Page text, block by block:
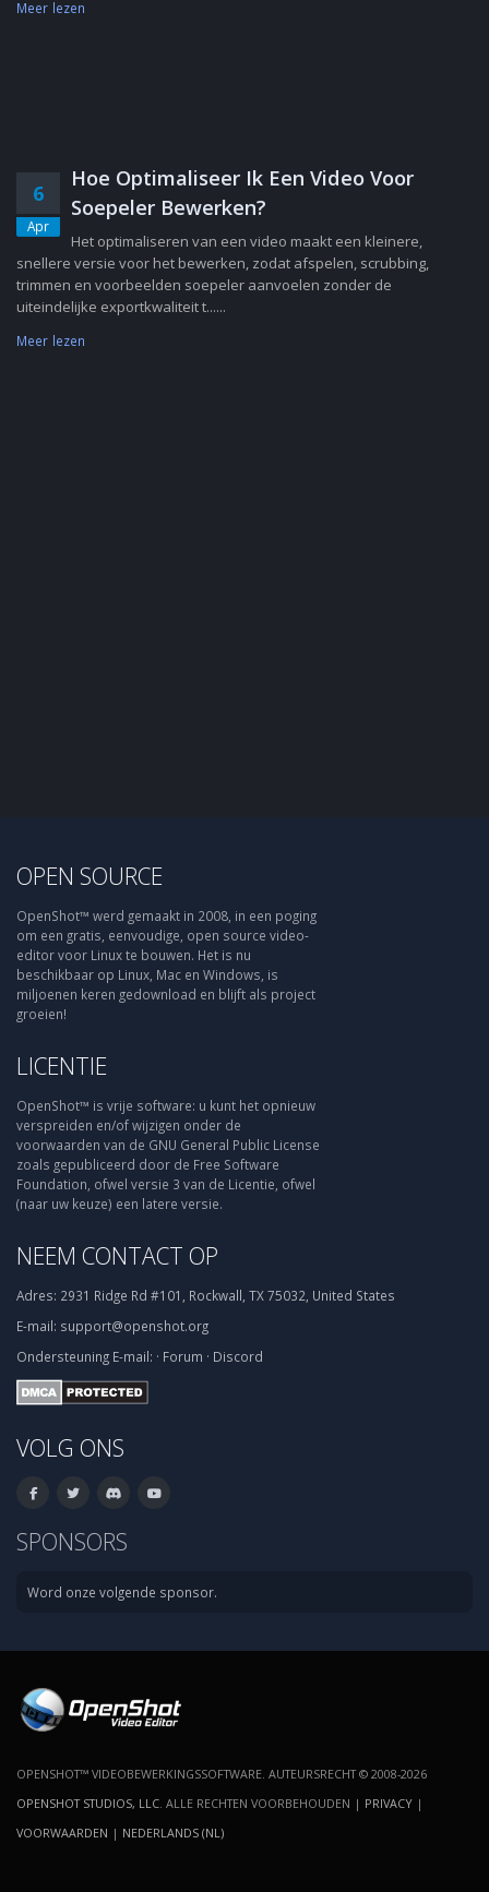
Meer lezen
6
Apr
Hoe Optimaliseer Ik Een Video Voor
Soepeler Bewerken?
Het optimaliseren van een video maakt een kleinere,
snellere versie voor het bewerken, zodat afspelen, scrubbing,
trimmen en voorbeelden soepeler aanvoelen zonder de
uiteindelijke exportkwaliteit t......
Meer lezen
OPEN SOURCE
OpenShot™ werd gemaakt in 2008, in een poging
om een gratis, eenvoudige, open source video-
editor voor Linux te bouwen. Het is nu
beschikbaar op Linux, Mac en Windows, is
miljoenen keren gedownload en blijft als project
groeien!
LICENTIE
OpenShot™ is vrije software: u kunt het opnieuw
verspreiden en/of wijzigen onder de
voorwaarden van de GNU General Public License
zoals gepubliceerd door de Free Software
Foundation, ofwel versie 3 van de Licentie, ofwel
(naar uw keuze) een latere versie.
NEEM CONTACT OP
Adres: 2931 Ridge Rd #101, Rockwall, TX 75032, United States
E-mail: support@openshot.org
Ondersteuning E-mail: · Forum · Discord
VOLG ONS
SPONSORS
Word onze volgende sponsor.
OPENSHOT™ VIDEOBEWERKINGSSOFTWARE. AUTEURSRECHT © 2008-2026
OPENSHOT STUDIOS, LLC . ALLE RECHTEN VOORBEHOUDEN | PRIVACY |
VOORWAARDEN | NEDERLANDS (NL)